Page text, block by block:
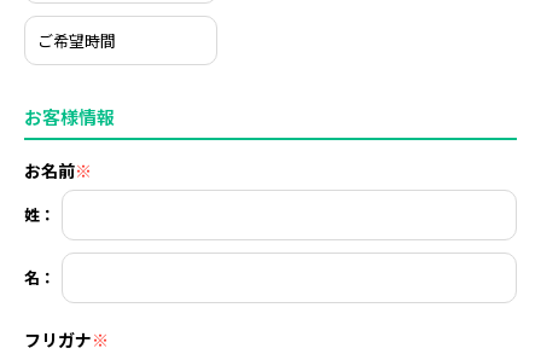
お客様情報
お名前※
姓：
名：
フリガナ※